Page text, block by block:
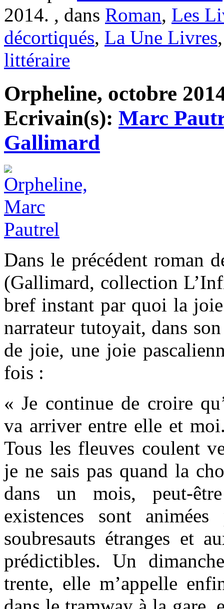
2014. , dans Roman, Les
décortiqués, La Une Livres
littéraire
Orpheline, octobre
Ecrivain(s): Marc
Gallimard
Dans le précédent roman
(Gallimard, collection
bref instant par quoi la
narrateur tutoyait, dans
de joie, une joie
fois :
« Je continue de croire
va arriver entre elle et
Tous les fleuves coulent
je ne sais pas quand la
dans un mois, peut-
existences sont
soubresauts étranges et
prédictibles. Un
trente, elle m’appelle